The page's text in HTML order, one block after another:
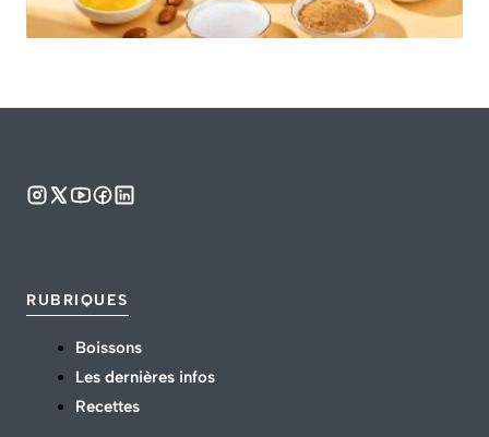
RUBRIQUES
Boissons
Les dernières infos
Recettes